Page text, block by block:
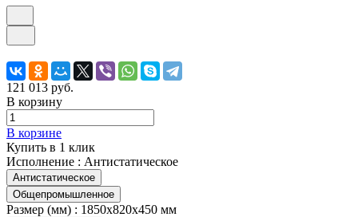
121 013 руб.
В корзину
В корзине
Купить в 1 клик
Исполнение : Антистатическое
Антистатическое
Общепромышленное
Размер (мм) : 1850x820x450 мм